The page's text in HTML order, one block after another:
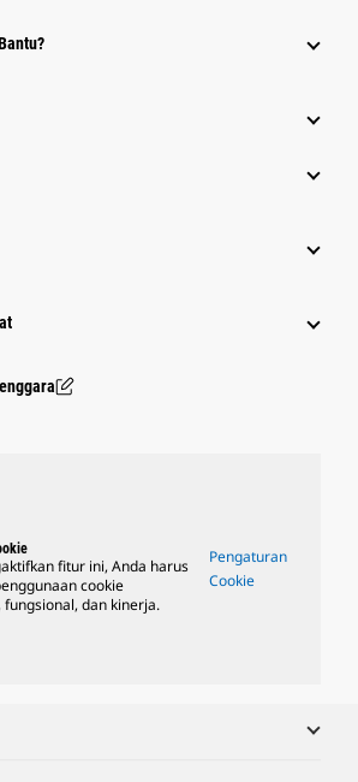
fitur ini, Anda harus
cookie
fungsional, dan kinerja.
Pengaturan
Cookie